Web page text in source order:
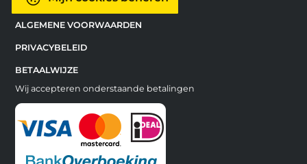
ALGEMENE VOORWAARDEN
PRIVACYBELEID
BETAALWIJZE
Wij accepteren onderstaande betalingen